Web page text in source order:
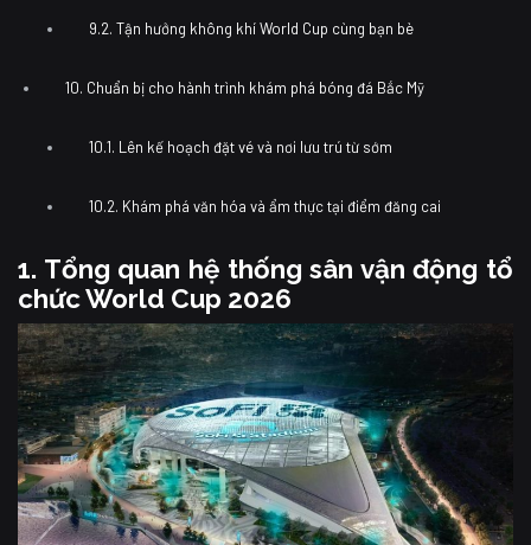
9.2. Tận hưởng không khí World Cup cùng bạn bè
10. Chuẩn bị cho hành trình khám phá bóng đá Bắc Mỹ
10.1. Lên kế hoạch đặt vé và nơi lưu trú từ sớm
10.2. Khám phá văn hóa và ẩm thực tại điểm đăng cai
1. Tổng quan hệ thống sân vận động tổ
chức World Cup 2026